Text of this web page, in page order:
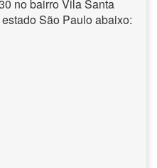
no bairro Vila Santa
São Paulo abaixo: